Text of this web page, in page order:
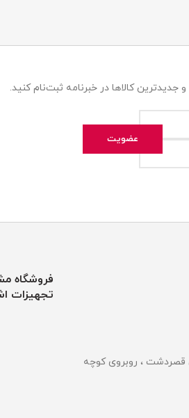
کالاها در خبرنامه ثبت‌نام کنید.
قصردشت ، روبروی کوچه
فروشگاه
تجهیزات